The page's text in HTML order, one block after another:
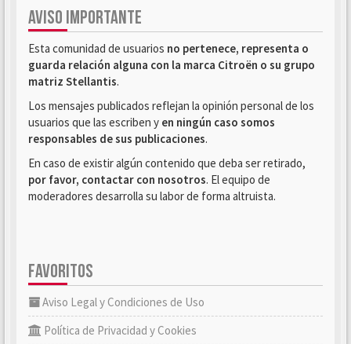
AVISO IMPORTANTE
Esta comunidad de usuarios no pertenece, representa o
guarda relación alguna con la marca Citroën o su grupo
matriz Stellantis.
Los mensajes publicados reflejan la opinión personal de los
usuarios que las escriben y en ningún caso somos
responsables de sus publicaciones.
En caso de existir algún contenido que deba ser retirado,
por favor, contactar con nosotros. El equipo de
moderadores desarrolla su labor de forma altruista.
FAVORITOS
Aviso Legal y Condiciones de Uso
Política de Privacidad y Cookies